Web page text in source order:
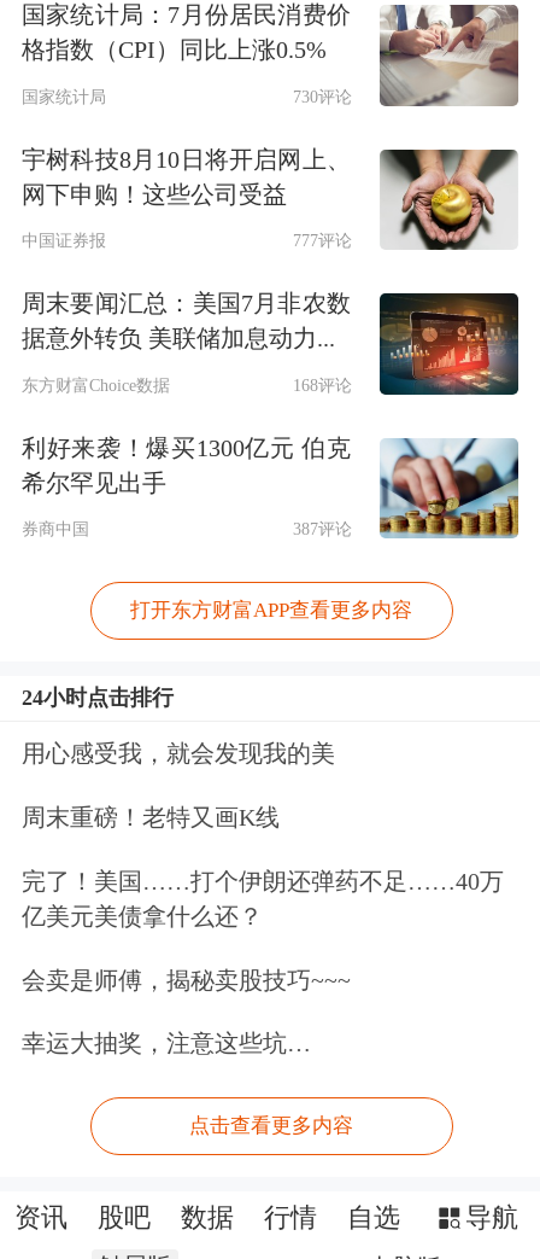
国家统计局：7月份居民消费价
格指数（CPI）同比上涨0.5%
国家统计局 730评论
宇树科技8月10日将开启网上、
网下申购！这些公司受益
中国证券报 777评论
周末要闻汇总：美国7月非农数
据意外转负 美联储加息动力...
东方财富Choice数据 168评论
利好来袭！爆买1300亿元 伯克
希尔罕见出手
券商中国 387评论
打开东方财富APP查看更多内容
24小时点击排行
用心感受我，就会发现我的美
周末重磅！老特又画K线
完了！美国……打个伊朗还弹药不足……40万
亿美元美债拿什么还？
会卖是师傅，揭秘卖股技巧~~~
幸运大抽奖，注意这些坑…
点击查看更多内容
资讯 股吧 数据 行情 自选 导航